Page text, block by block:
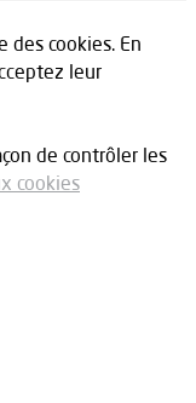
cookies. En
leur
de contrôler les
cookies